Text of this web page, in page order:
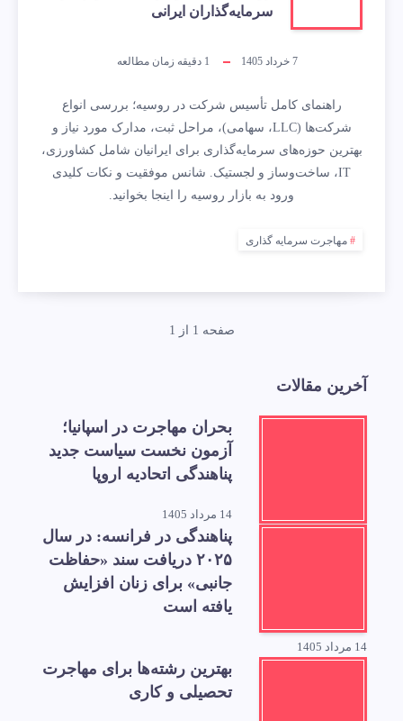
سرمایه‌گذاران ایرانی
7 خرداد 1405 1 دقیقه زمان مطالعه
راهنمای کامل تأسیس شرکت در روسیه؛ بررسی انواع
شرکت‌ها (LLC، سهامی)، مراحل ثبت، مدارک مورد نیاز و
بهترین حوزه‌های سرمایه‌گذاری برای ایرانیان شامل کشاورزی،
IT، ساخت‌وساز و لجستیک. شانس موفقیت و نکات کلیدی
ورود به بازار روسیه را اینجا بخوانید.
مهاجرت سرمایه گذاری
صفحه 1 از 1
آخرین مقالات
بحران مهاجرت در اسپانیا؛
آزمون نخست سیاست جدید
پناهندگی اتحادیه اروپا
14 مرداد 1405
پناهندگی در فرانسه: در سال
۲۰۲۵ دریافت سند «حفاظت
جانبی» برای زنان افزایش
یافته است
14 مرداد 1405
بهترین رشته‌ها برای مهاجرت
تحصیلی و کاری